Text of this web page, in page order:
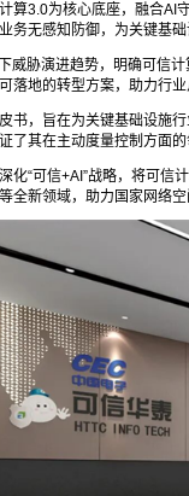
算3.0为核心底座，融合AI
务无感知防御，为关键基础
威胁演进趋势，明确可信
落地的转型方案，助力行业
书，旨在为关键基础设施
了其在主动度量控制方面的
化“可信+AI”战略，将可信
全新领域，助力国家网络空